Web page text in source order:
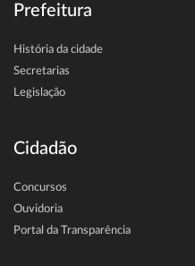
Prefeitura
História da cidade
Secretarias
Legislação
Cidadão
Concursos
Ouvidoria
Portal da Transparência